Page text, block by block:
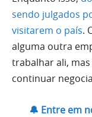
sendo julgados
visitarem o país.
alguma outra
trabalhar ali,
continuar
🔔 Entre em